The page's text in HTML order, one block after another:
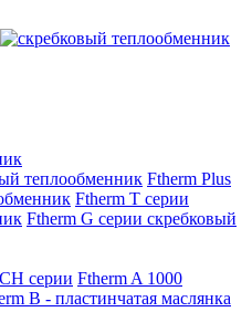
теплообменник Ftherm Plus
Ftherm T серии
Ftherm G серии скребковый
серии Ftherm A 1000
B - пластинчатая маслянка